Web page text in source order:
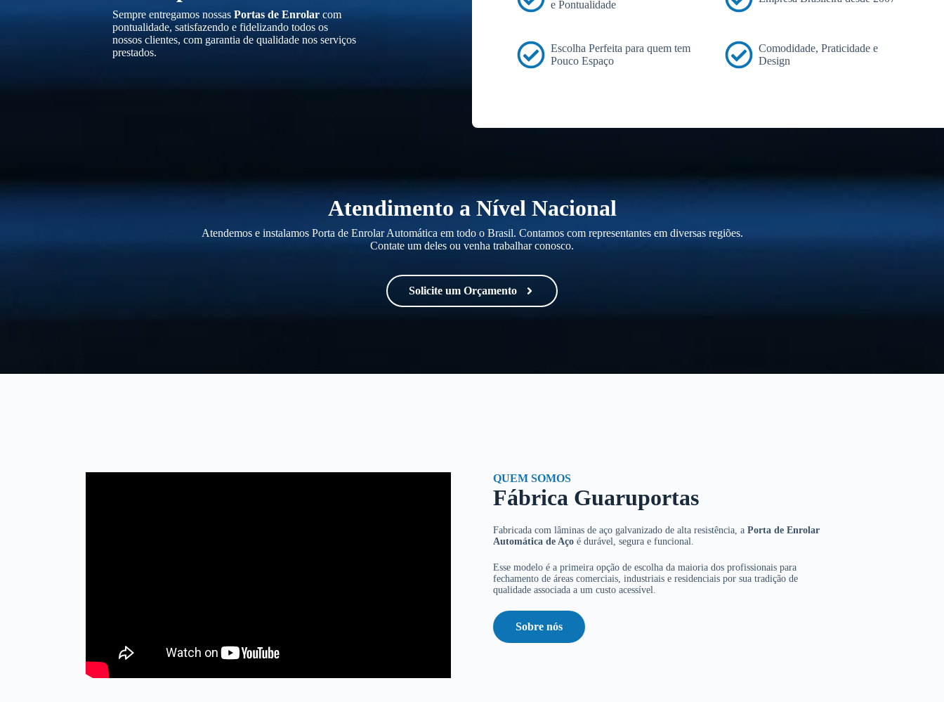
Sempre entregamos nossas Portas de Enrolar com
pontualidade, satisfazendo e fidelizando todos os
nossos clientes, com garantia de qualidade nos serviços
prestados.
e Pontualidade
Escolha Perfeita para quem tem
Pouco Espaço
Comodidade, Praticidade e
Design
Atendimento a Nível Nacional
Atendemos e instalamos Porta de Enrolar Automática em todo o Brasil. Contamos com representantes em diversas regiões.
Contate um deles ou venha trabalhar conosco.
Solicite um Orçamento
QUEM SOMOS
Fábrica Guaruportas
Fabricada com lâminas de aço galvanizado de alta resistência, a Porta de Enrolar
Automática de Aço é durável, segura e funcional.
Esse modelo é a primeira opção de escolha da maioria dos profissionais para
fechamento de áreas comerciais, industriais e residenciais por sua tradição de
qualidade associada a um custo acessível.
Sobre nós